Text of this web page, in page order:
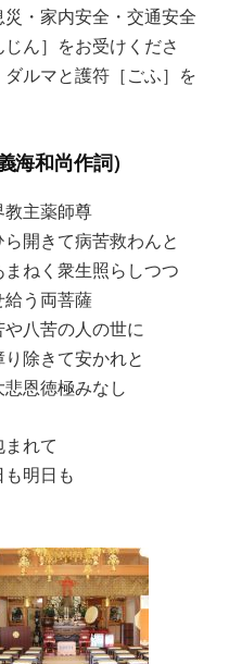
・家内安全・交通安全
ん］をお受けくださ
ルマと護符［ごふ］を
海和尚作詞）
主薬師尊
開きて病苦救わんと
ねく衆生照らしつつ
う両菩薩
八苦の人の世に
除きて安かれと
恩徳極みなし
れて
明日も